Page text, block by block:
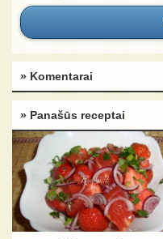
» Komentarai
» Panašūs receptai